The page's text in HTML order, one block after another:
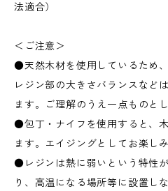
法適合）
＜ご注意＞
●天然木材を使用しているため
レジン部の大きさバランスなど
ます。ご理解のうえ一点ものと
●包丁・ナイフを使用すると、
ます。エイジングとしてお楽し
●レジンは熱に弱いという特性
り、高温になる場所等に設置し